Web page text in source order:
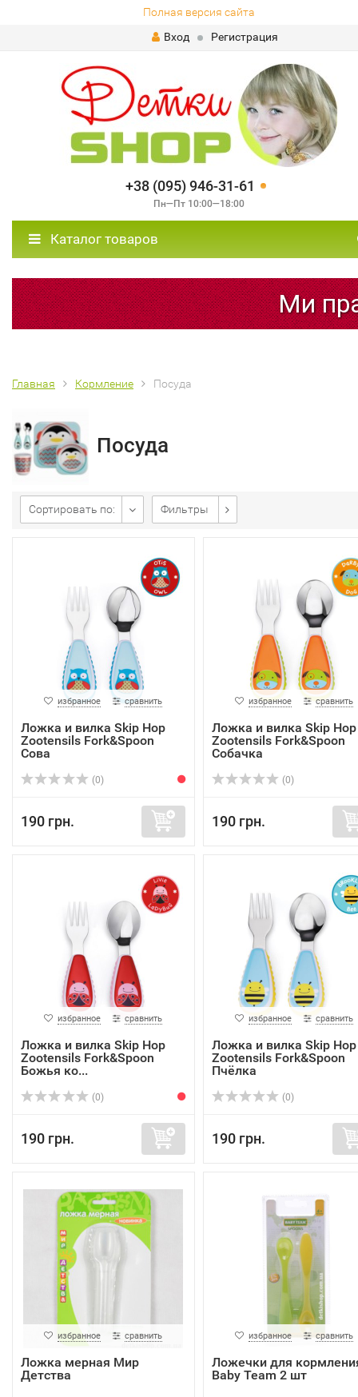
Полная версия сайта
Вход
Регистрация
+38 (095) 946-31-61
Пн—Пт 10:00—18:00
Каталог товаров
Ми
Главная Кормление Посуда
Посуда
Сортировать по: Фильтры
избранное сравнить
Ложка и вилка Skip Hop
Zootensils Fork&Spoon
Сова
(0)
190 грн.
избранное сравнить
Ложка и вилка Skip Hop
Zootensils Fork&Spoon
Собачка
(0)
190 грн.
избранное сравнить
Ложка и вилка Skip Hop
Zootensils Fork&Spoon
Божья ко...
(0)
190 грн.
избранное сравнить
Ложка и вилка Skip Hop
Zootensils Fork&Spoon
Пчёлка
(0)
190 грн.
избранное сравнить
Ложка мерная Мир
Детства
избранное сравнить
Ложечки для
Baby Team 2 шт